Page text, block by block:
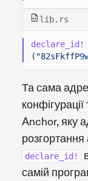
lib.rs
declare_id!
(
Та сама
конфігурації
Anchor, яку
розгортання
declare_id!
самій